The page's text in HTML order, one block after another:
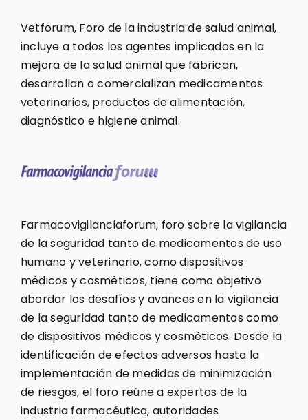
Vetforum, Foro de la industria de salud animal,
incluye a todos los agentes implicados en la
mejora de la salud animal que fabrican,
desarrollan o comercializan medicamentos
veterinarios, productos de alimentación,
diagnóstico e higiene animal.
Farmacovigilanciaforum, foro sobre la vigilancia
de la seguridad tanto de medicamentos de uso
humano y veterinario, como dispositivos
médicos y cosméticos, tiene como objetivo
abordar los desafíos y avances en la vigilancia
de la seguridad tanto de medicamentos como
de dispositivos médicos y cosméticos. Desde la
identificación de efectos adversos hasta la
implementación de medidas de minimización
de riesgos, el foro reúne a expertos de la
industria farmacéutica, autoridades